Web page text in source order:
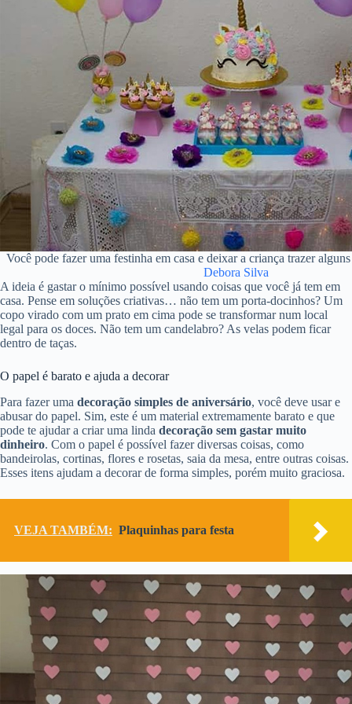
Você pode fazer uma festinha em casa e deixar a criança trazer
Debora Silva
A ideia é gastar o mínimo possível usando coisas que você já tem em
casa. Pense em soluções criativas… não tem um porta-docinhos? Um
copo virado com um prato em cima pode se transformar num local
legal para os doces. Não tem um candelabro? As velas podem ficar
dentro de taças.
O papel é barato e ajuda a decorar
Para fazer uma decoração simples de aniversário, você deve usar e
abusar do papel. Sim, este é um material extremamente barato e que
pode te ajudar a criar uma linda decoração sem gastar muito
dinheiro. Com o papel é possível fazer diversas coisas, como
bandeirolas, cortinas, flores e rosetas, saia da mesa, entre outras coisas.
Esses itens ajudam a decorar de forma simples, porém muito graciosa.
VEJA TAMBÉM: Plaquinhas para festa